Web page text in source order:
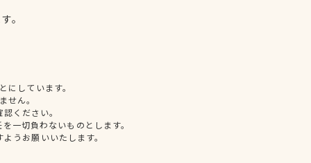
。
しています。
せん。
ください。
一切負わないものとします。
うお願いいたします。